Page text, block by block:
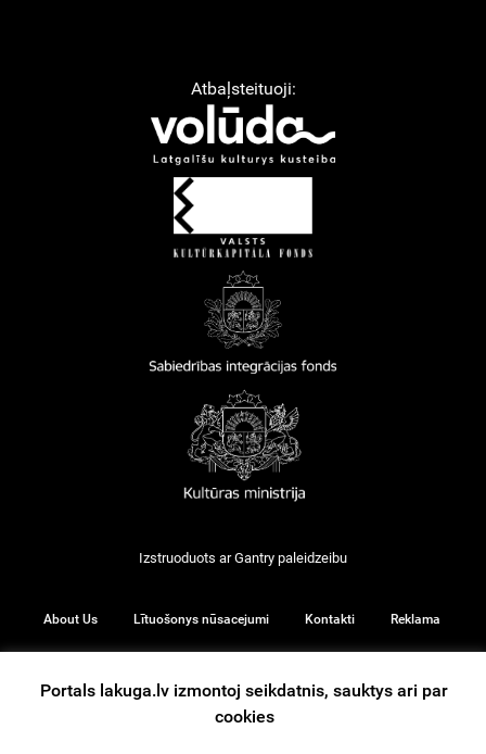
Atbaļsteituoji:
Izstruoduots arGantry paleidzeibu
About Us Lītuošonys nūsacejumi Kontakti Reklama
© 2026
Portals lakuga.lv izmontoj seikdatnis, sauktys ari par
cookies